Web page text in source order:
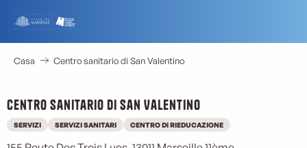
contenu
principal
Casa Centro sanitario di San Valentino
Centro sanitario di San Valentino
SERVIZI SERVIZI SANITARI CENTRO DI RIEDUCAZIONE